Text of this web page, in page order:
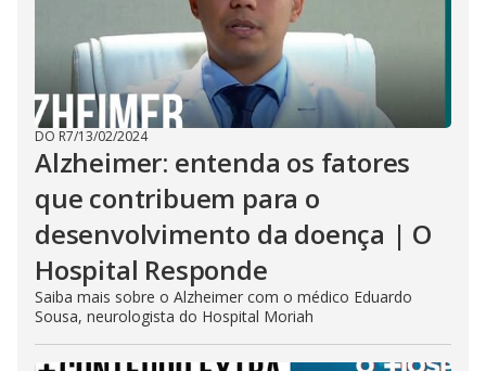
DO R7/13/02/2024
Alzheimer: entenda os fatores
que contribuem para o
desenvolvimento da doença | O
Hospital Responde
Saiba mais sobre o Alzheimer com o médico Eduardo
Sousa, neurologista do Hospital Moriah